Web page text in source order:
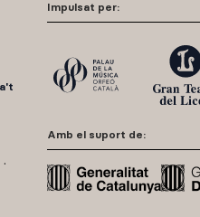
Impulsat per:
Amb el suport de: